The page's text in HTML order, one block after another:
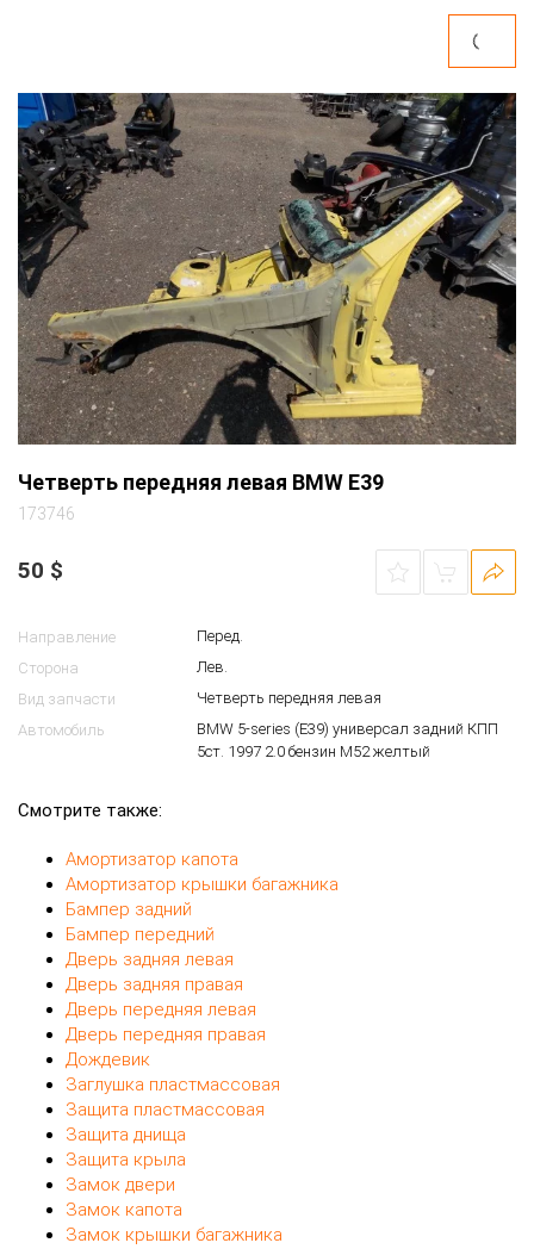
Четверть передняя левая BMW E39
173746
50 $
Направление
Перед.
Сторона
Лев.
Вид запчасти
Четверть передняя левая
Автомобиль
BMW 5-series (E39) универсал задний КПП
5ст. 1997 2.0 бензин M52 желтый
Смотрите также:
Амортизатор капота
Амортизатор крышки багажника
Бампер задний
Бампер передний
Дверь задняя левая
Дверь задняя правая
Дверь передняя левая
Дверь передняя правая
Дождевик
Заглушка пластмассовая
Защита пластмассовая
Защита днища
Защита крыла
Замок двери
Замок капота
Замок крышки багажника